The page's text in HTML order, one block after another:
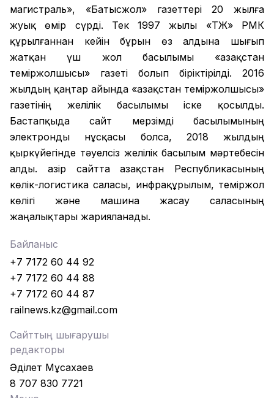
магистраль», «Батысжол» газеттері 20 жылға
жуық өмір сүрді. Тек 1997 жылы «ҚТЖ» РМК
құрылғаннан кейін бұрын өз алдына шығып
жатқан үш жол басылымы «Қазақстан
теміржолшысы» газеті болып біріктірілді. 2016
жылдың қаңтар айында «Қазақстан теміржолшысы»
газетінің желілік басылымы іске қосылды.
Бастапқыда сайт мерзімді басылымының
электронды нұсқасы болса, 2018 жылдың
қыркүйегінде тәуелсіз желілік басылым мәртебесін
алды. Қазір сайтта Қазақстан Республикасының
көлік-логистика саласы, инфрақұрылым, теміржол
көлігі және машина жасау саласының
жаңалықтары жарияланады.
Байланыс
+7 7172 60 44 92
+7 7172 60 44 88
+7 7172 60 44 87
railnews.kz@gmail.com
Сайттың шығарушы
редакторы
Әділет Мұсахаев
8 707 830 7721